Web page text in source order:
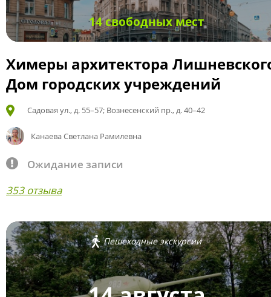
14 свободных мест
Химеры архитектора
Дом городских учреждений
Садовая ул., д. 55–57; Вознесенский пр., д. 40–42
Канаева Светлана Рамилевна
Ожидание записи
353 отзыва
Пешеходные экскурсии